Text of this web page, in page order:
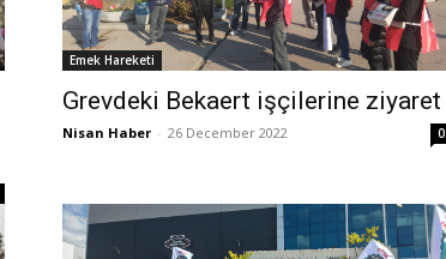
Emek Hareketi
Grevdeki Bekaert işçilerine ziyaret
Nisan Haber - 26 December 2022 0